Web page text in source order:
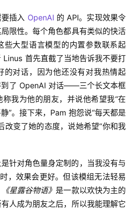
插入 OpenAI 的 API。实现效果令
限性。每个角色都具有类似的快活
些大型语言模型的内置参数联系起
Linus 首先直截了当地告诉我不要打
的对话，因为他还没有对我热情起
到了 OpenAI 对话——三个长文本框
我为他的朋友，并说他希望我“在
”。接下来，Pam 抱怨说“每天都是
改变了她的态度，说她希望“你和我
针对角色量身定制的，当我没有与
，效果会更好。但该模组无法轻易
《星露谷物语》 是一款以欢快为主的
人成为朋友之后，所以我能理解它